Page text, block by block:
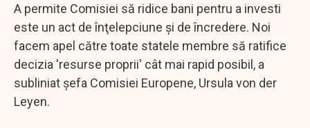
A permite Comisiei să ridice bani pentru a investi
este un act de înţelepciune şi de încredere. Noi
facem apel către toate statele membre să ratifice
decizia 'resurse proprii' cât mai rapid posibil, a
subliniat şefa Comisiei Europene, Ursula von der
Leyen.